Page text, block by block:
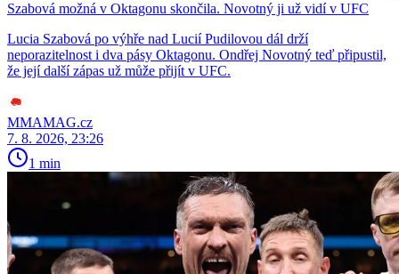
Szabová možná v Oktagonu skončila. Novotný ji už vidí v UFC
Lucia Szabová po výhře nad Lucií Pudilovou dál drží
neporazitelnost i dva pásy Oktagonu. Ondřej Novotný teď připustil,
že její další zápas už může přijít v UFC.
MMAMAG.cz
7. 8. 2026, 23:26
1 min